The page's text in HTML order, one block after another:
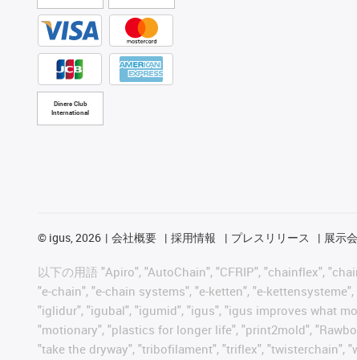
Diners Club
International
© igus, 2026 会社概要 採用情報 プレスリリース 展示
以下の用語 "Apiro", "AutoChain", "CFRIP", "chainflex",
"e-chain", "e-chain systems", "e-ketten", "e-
"iglidur", "igubal", "igumid", "igus", "igus improves what
"motionary", "plastics for longer life", "print2mold",
"take the dryway", "tribofilament", "triflex", "twisterchain",